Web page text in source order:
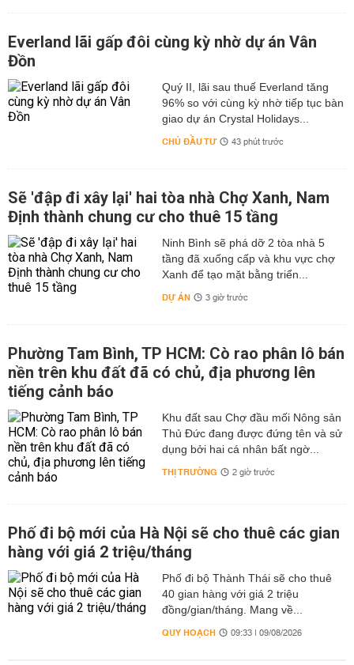
Everland lãi gấp đôi cùng kỳ nhờ dự án Vân
Đồn
Quý II, lãi sau thuế Everland tăng
96% so với cùng kỳ nhờ tiếp tục bàn
giao dự án Crystal Holidays...
CHỦ ĐẦU TƯ 43 phút trước
Sẽ 'đập đi xây lại' hai tòa nhà Chợ Xanh, Nam
Định thành chung cư cho thuê 15 tầng
Ninh Bình sẽ phá dỡ 2 tòa nhà 5
tầng đã xuống cấp và khu vực chợ
Xanh để tạo mặt bằng triển...
DỰ ÁN 3 giờ trước
Phường Tam Bình, TP HCM: Cò rao phân lô bán
nền trên khu đất đã có chủ, địa phương lên
tiếng cảnh báo
Khu đất sau Chợ đầu mối Nông sản
Thủ Đức đang được đứng tên và sử
dụng bởi hai cá nhân bất ngờ...
THỊ TRƯỜNG 2 giờ trước
Phố đi bộ mới của Hà Nội sẽ cho thuê các gian
hàng với giá 2 triệu/tháng
Phố đi bộ Thành Thái sẽ cho thuê
40 gian hàng với giá 2 triệu
đồng/gian/tháng. Mang về...
QUY HOẠCH 09:33 | 09/08/2026